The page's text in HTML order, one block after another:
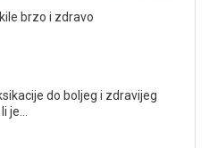
brzo i zdravo
do boljeg i zdravijeg
je…